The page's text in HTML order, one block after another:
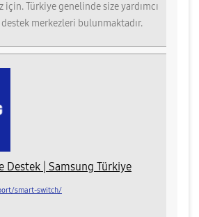
için. Türkiye genelinde size yardımcı
merkezleri bulunmaktadır.
Destek | Samsung Türkiye
smart-switch/